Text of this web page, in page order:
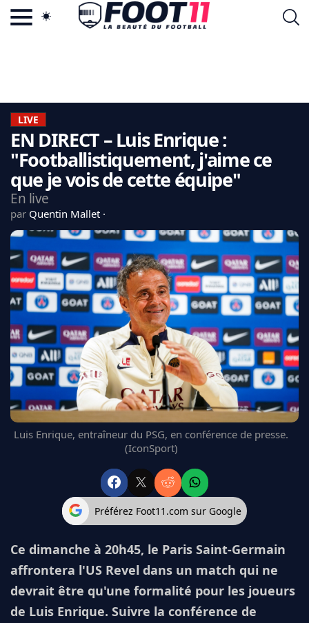
LA CHARTE
VIE PRIVÉE
CGU
CONTACTEZ-NOUS
CDM 2026
EDF
PSG
LIGUE 1
REAL MADRID
FC BARCELONE
MANCHESTER UNITED
CHELSEA
ARSENAL
BAYERN
L'AVIS DE LA RÉDAC'
LIVE
EN DIRECT – Luis Enrique :
"Footballistiquement, j'aime ce
que je vois de cette équipe"
En live
par Quentin Mallet
Luis Enrique, entraîneur du PSG, en conférence de presse.
(IconSport)
Préférez Foot11.com sur Google
Ce dimanche à 20h45, le Paris Saint-Germain
affrontera l'US Revel dans un match qui ne
devrait être qu'une formalité pour les joueurs
de Luis Enrique. Suivre la conférence de